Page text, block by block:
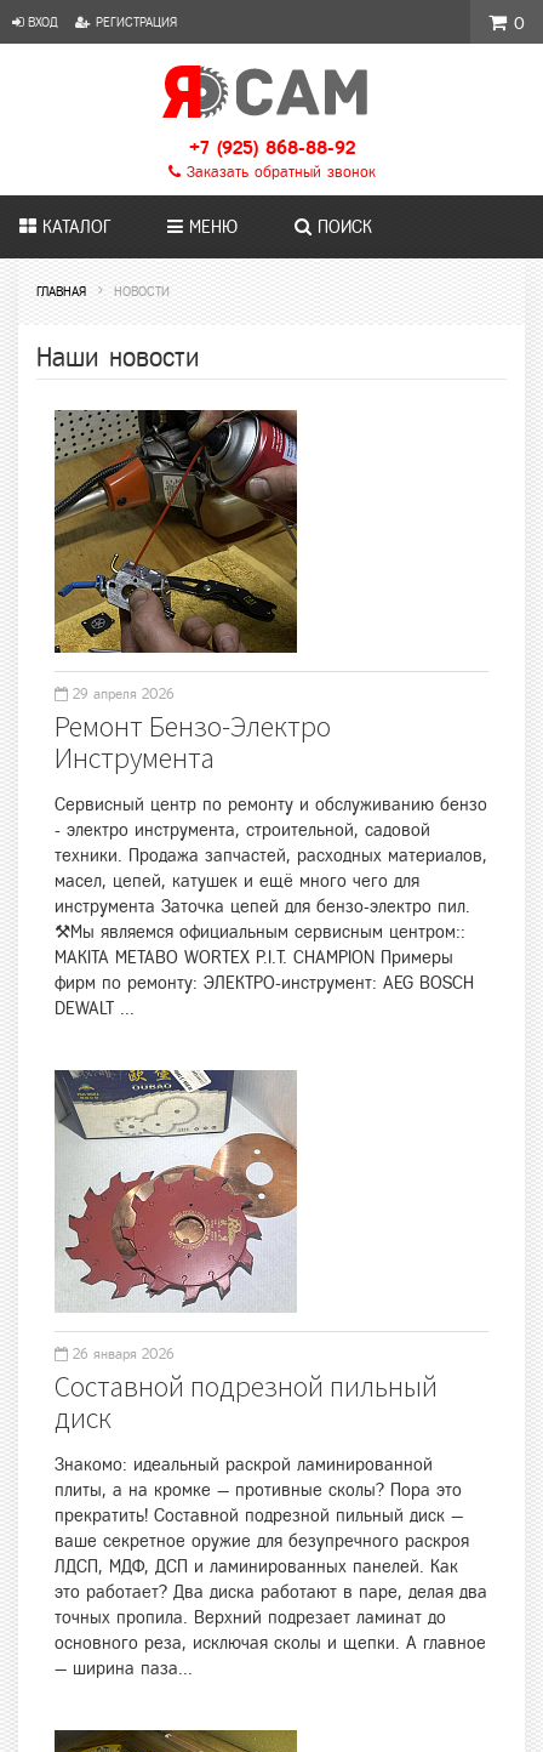
ВХОД РЕГИСТРАЦИЯ
+7 (925) 868-88-92
Заказать обратный звонок
КАТАЛОГ МЕНЮ ПОИСК
ГЛАВНАЯ НОВОСТИ
Наши новости
29 апреля 2026
Ремонт Бензо-Электро
Инструмента
Сервисный центр по ремонту и обслуживанию бензо
- электро инструмента, строительной, садовой
техники. Продажа запчастей, расходных материалов,
масел, цепей, катушек и ещё много чего для
инструмента Заточка цепей для бензо-электро пил.
⚒Мы являемся официальным сервисным центром::
MAKITA METABO WORTEX P.I.T. CHAMPION Примеры
фирм по ремонту: ЭЛЕКТРО-инструмент: AEG BOSCH
DEWALT ...
26 января 2026
Составной подрезной пильный
диск
Знакомо: идеальный раскрой ламинированной
плиты, а на кромке — противные сколы? Пора это
прекратить! Составной подрезной пильный диск —
ваше секретное оружие для безупречного раскроя
ЛДСП, МДФ, ДСП и ламинированных панелей. Как
это работает? Два диска работают в паре, делая два
точных пропила. Верхний подрезает ламинат до
основного реза, исключая сколы и щепки. А главное
— ширина паза...
0